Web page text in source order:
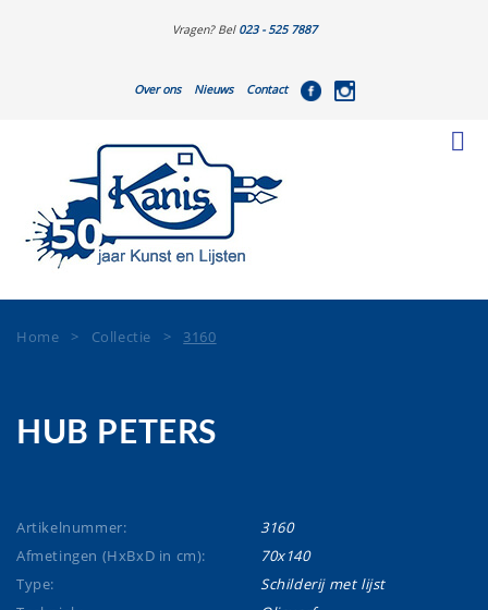
Vragen? Bel 023 - 525 7887
Over ons Nieuws Contact
Home > Collectie > 3160
HUB PETERS
Artikelnummer:
3160
Afmetingen (HxBxD in cm):
70x140
Type:
Schilderij met lijst